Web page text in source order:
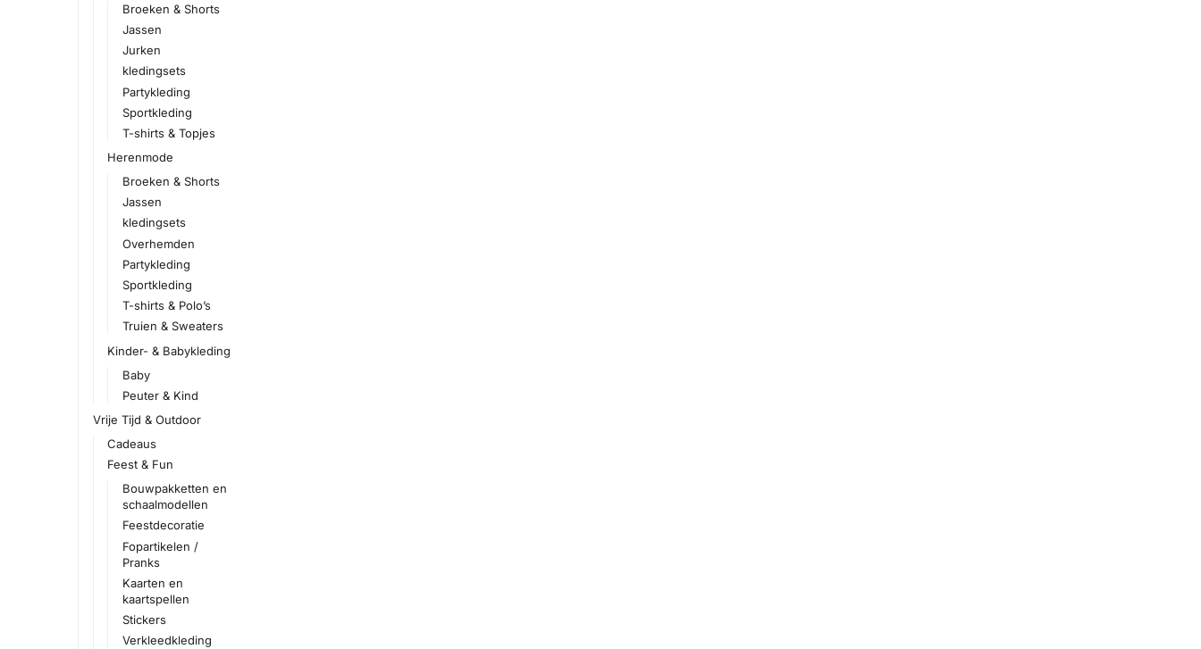
Broeken & Shorts
Jassen
Jurken
kledingsets
Partykleding
Sportkleding
T-shirts & Topjes
Herenmode
Broeken & Shorts
Jassen
kledingsets
Overhemden
Partykleding
Sportkleding
T-shirts & Polo’s
Truien & Sweaters
Kinder- & Babykleding
Baby
Peuter & Kind
Vrije Tijd & Outdoor
Cadeaus
Feest & Fun
Bouwpakketten en
schaalmodellen
Feestdecoratie
Fopartikelen /
Pranks
Kaarten en
kaartspellen
Stickers
Verkleedkleding